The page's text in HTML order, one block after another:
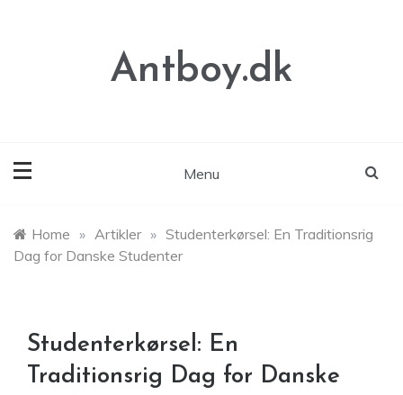
Antboy.dk
Menu
Home » Artikler » Studenterkørsel: En Traditionsrig
Dag for Danske Studenter
Studenterkørsel: En
Traditionsrig Dag for Danske